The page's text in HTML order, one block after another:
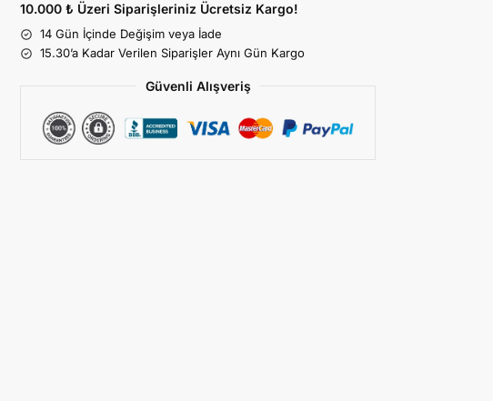
10.000 ₺ Üzeri Siparişleriniz Ücretsiz Kargo!
14 Gün İçinde Değişim veya İade
15.30’a Kadar Verilen Siparişler Aynı Gün Kargo
Güvenli Alışveriş